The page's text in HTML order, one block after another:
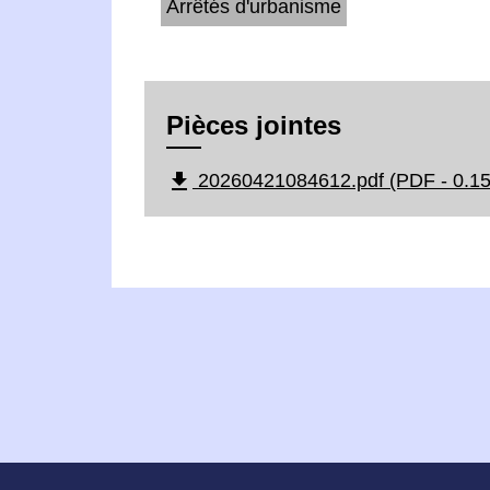
Arrêtés d'urbanisme
Pièces jointes
file_download 20260421084612.pdf (PDF -